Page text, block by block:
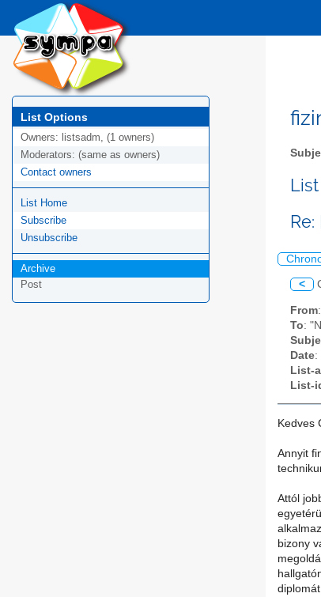
List Options
Owners: listsadm, (1 owners)
Moderators: (same as owners)
Contact owners
List Home
Subscribe
Unsubscribe
Archive
Post
<
From
To:
Date:
List-
List-
Kedves
Annyit
Attól
bizony